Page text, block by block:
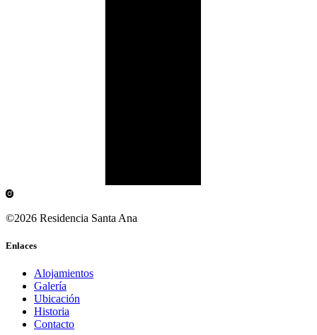
©2026 Residencia Santa Ana
Enlaces
Alojamientos
Galería
Ubicación
Historia
Contacto